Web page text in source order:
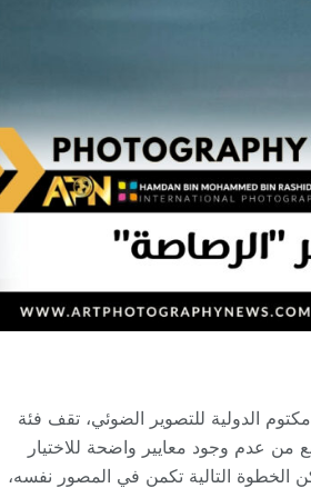
الدولية للتصوير الضوئي، تقف فئة
من عدم وجود معايير واضحة للاختيار
الخطوة التالية تكمن في المصور نفسه،